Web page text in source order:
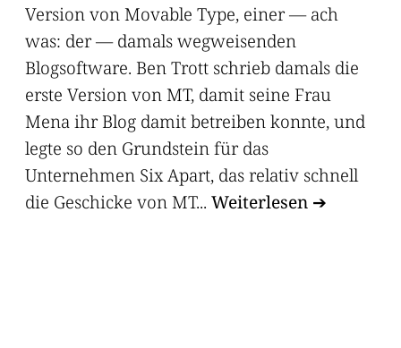
Version von Movable Type, einer — ach
was: der — damals wegweisenden
Blogsoftware. Ben Trott schrieb damals die
erste Version von MT, damit seine Frau
Mena ihr Blog damit betreiben konnte, und
legte so den Grundstein für das
Unternehmen Six Apart, das relativ schnell
die Geschicke von MT... Weiterlesen